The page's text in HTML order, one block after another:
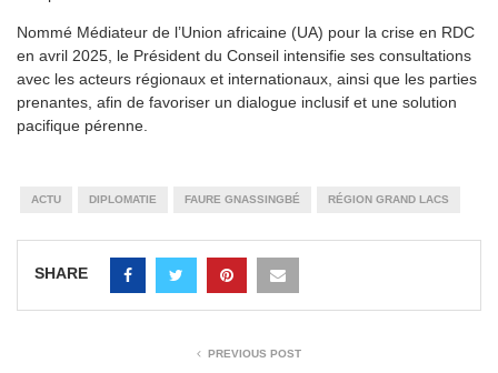
Nommé Médiateur de l’Union africaine (UA) pour la crise en RDC
en avril 2025, le Président du Conseil intensifie ses consultations
avec les acteurs régionaux et internationaux, ainsi que les parties
prenantes, afin de favoriser un dialogue inclusif et une solution
pacifique pérenne.
ACTU DIPLOMATIE FAURE GNASSINGBÉ RÉGION GRAND LACS
SHARE
PREVIOUS POST